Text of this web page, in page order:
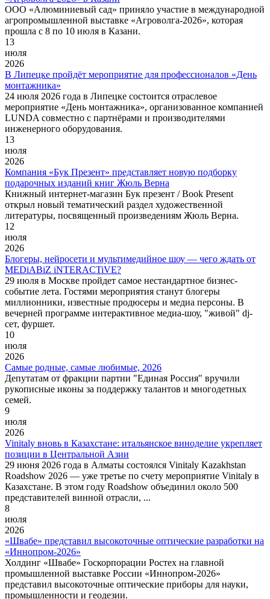
ООО «Алюминиевый сад» приняло участие в международной
агропромышленной выставке «Агроволга‑2026», которая
прошла с 8 по 10 июля в Казани.
13
июля
2026
В Липецке пройдёт мероприятие для профессионалов «День
монтажника»
24 июля 2026 года в Липецке состоится отраслевое
мероприятие «День монтажника», организованное компанией
LUNDA совместно с партнёрами и производителями
инженерного оборудования.
13
июля
2026
Компания «Бук Презент» представляет новую подборку
подарочных изданий книг Жюль Верна
Книжный интернет-магазин Бук презент / Book Present
открыл новый тематический раздел художественной
литературы, посвященный произведениям Жюль Верна.
12
июля
2026
Блогеры, нейросети и мультимедийное шоу — чего ждать от
MEDiABiZ iNTERACTiVE?
29 июля в Москве пройдет самое нестандартное бизнес-
событие лета. Гостями мероприятия станут блогеры
миллионники, известные продюсеры и медиа персоны. В
вечерней программе интерактивное медиа-шоу, "живой" dj-
сет, фуршет.
10
июля
2026
Самые родные, самые любимые, 2026
Депутатам от фракции партии "Единая Россия" вручили
рукописные иконы за поддержку талантов и многодетных
семей.
9
июля
2026
Vinitaly вновь в Казахстане: итальянское виноделие укрепляет
позиции в Центральной Азии
29 июня 2026 года в Алматы состоялся Vinitaly Kazakhstan
Roadshow 2026 — уже третье по счету мероприятие Vinitaly в
Казахстане. В этом году Roadshow объединил около 500
представителей винной отрасли, ...
8
июля
2026
«Швабе» представил высокоточные оптические разработки на
«Иннопром-2026»
Холдинг «Швабе» Госкорпорации Ростех на главной
промышленной выставке России «Иннопром-2026»
представил высокоточные оптические приборы для науки,
промышленности и геодезии.